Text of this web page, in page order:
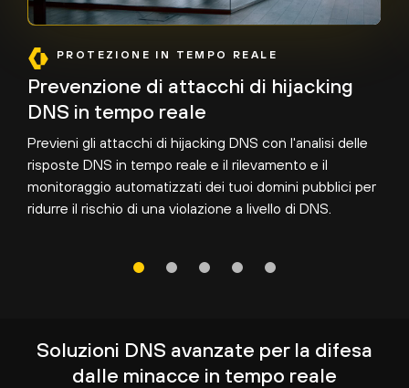
PROTEZIONE IN TEMPO REALE
Prevenzione di attacchi di hijacking
DNS in tempo reale
Previeni gli attacchi di hijacking DNS con l'analisi delle
risposte DNS in tempo reale e il rilevamento e il
monitoraggio automatizzati dei tuoi domini pubblici per
ridurre il rischio di una violazione a livello di DNS.
Soluzioni DNS avanzate per la difesa
dalle minacce in tempo reale